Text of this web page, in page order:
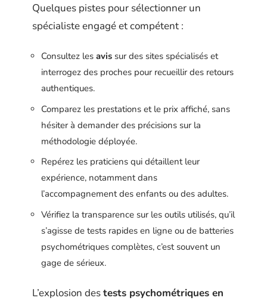
Quelques pistes pour sélectionner un
spécialiste engagé et compétent :
Consultez les avis sur des sites spécialisés et
interrogez des proches pour recueillir des retours
authentiques.
Comparez les prestations et le prix affiché, sans
hésiter à demander des précisions sur la
méthodologie déployée.
Repérez les praticiens qui détaillent leur
expérience, notamment dans
l’accompagnement des enfants ou des adultes.
Vérifiez la transparence sur les outils utilisés, qu’il
s’agisse de tests rapides en ligne ou de batteries
psychométriques complètes, c’est souvent un
gage de sérieux.
L’explosion destests psychométriques en